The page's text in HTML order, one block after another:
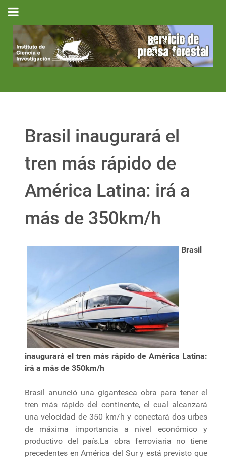
Brasil inaugurará el
tren más rápido de
América Latina: irá a
más de 350km/h
Brasil
inaugurará el tren más rápido de América Latina:
irá a más de 350km/h
Brasil anunció una gigantesca obra para tener el
tren más rápido del continente, el cual alcanzará
una velocidad de 350 km/h y conectará dos urbes
de máxima importancia a nivel económico y
productivo del país.La obra ferroviaria no tiene
precedentes en América del Sur y está previsto que